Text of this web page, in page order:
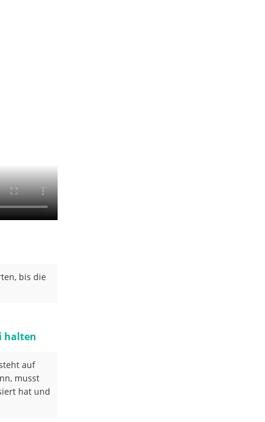
bis die
halten
auf
musst
hat und